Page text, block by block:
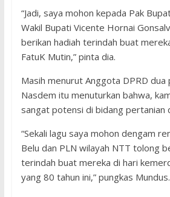
“Jadi, saya mohon kepada Pak
Wakil Bupati Vicente Hornai
berikan hadiah terindah buat
FatuK Mutin,” pinta dia.
Masih menurut Anggota DPRD dua
Nasdem itu menuturkan bahwa,
sangat potensi di bidang pertanian
“Sekali lagu saya mohon dengam
Belu dan PLN wilayah NTT tolong
terindah buat mereka di hari
yang 80 tahun ini,” pungkas Mundus.